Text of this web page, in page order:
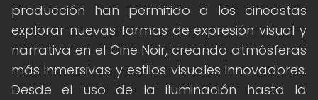
producción han permitido a los cineastas
explorar nuevas formas de expresión visual y
narrativa en el Cine Noir, creando atmósferas
más inmersivas y estilos visuales innovadores.
Desde el uso de la iluminación hasta la